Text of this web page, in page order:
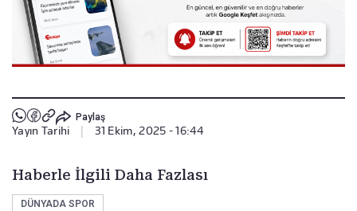
Paylaş
Yayın Tarihi 31 Ekim, 2025 - 16:44
Haberle İlgili Daha Fazlası
DÜNYADA SPOR